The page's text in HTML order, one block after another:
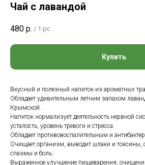
Чай с лавандой
480 р. / 1 pc
Купить
Вкусный и полезный напиток из ароматных
Обладает удивительным летним запахом
Крымской.
Напиток нормализует деятельность нервной
усталость, уровень тревоги и стресса.
Обладает противовоспалительным и
Очищает организм, выводит шлаки и
спазмы и боль.
Выраженное улучшение пищеварения,